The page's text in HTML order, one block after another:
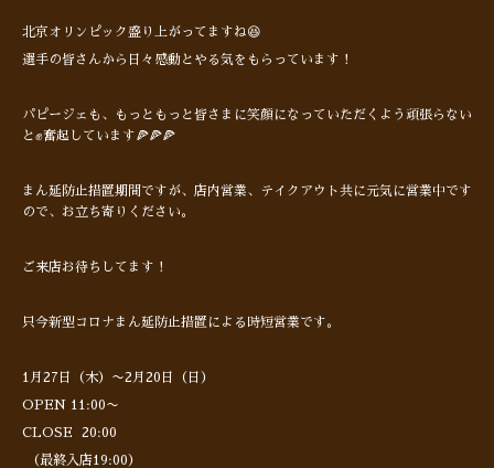
北京オリンピック盛り上がってますね😆
選手の皆さんから日々感動とやる気をもらっています！
パピージェも、もっともっと皆さまに笑顔になっていただくよう頑張らない
と✊奮起しています🍕🍕🍕
まん延防止措置期間ですが、店内営業、テイクアウト共に元気に営業中です
ので、お立ち寄りください。
ご来店お待ちしてます！
只今新型コロナまん延防止措置による時短営業です。
1月27日（木）〜2月20日（日）
OPEN 11:00〜
CLOSE 20:00
（最終入店19:00）